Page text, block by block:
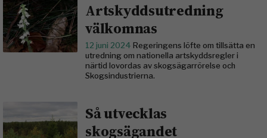
Artskyddsutredning
välkomnas
12 juni 2024 Regeringens löfte om tillsätta en
utredning om nationella artskyddsregler i
närtid lovordas av skogsägarrörelse och
Skogsindustrierna.
Så utvecklas
skogsägandet